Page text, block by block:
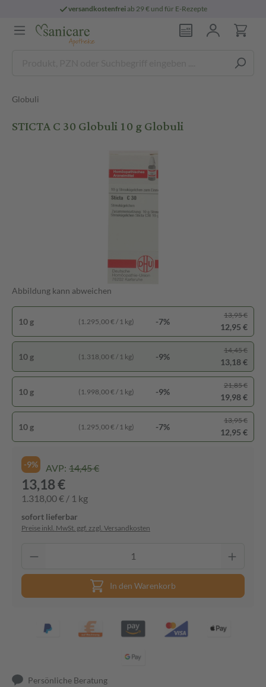
versandkostenfreiab 29 € und für E-Rezepte
Globuli
STICTA C 30 Globuli 10 g Globuli
Abbildung kann abweichen
10 g (1.295,00 € / 1 kg) -7%
13,95 €
12,95 €
10 g (1.318,00 € / 1 kg) -9%
14,45 €
13,18 €
10 g (1.998,00 € / 1 kg) -9%
21,85 €
19,98 €
10 g (1.295,00 € / 1 kg) -7%
13,95 €
12,95 €
-9% AVP: 14,45 €
13,18 €
1.318,00 € / 1 kg
sofort lieferbar
Preise inkl. MwSt. ggf. zzgl. Versandkosten
In den Warenkorb
Persönliche Beratung